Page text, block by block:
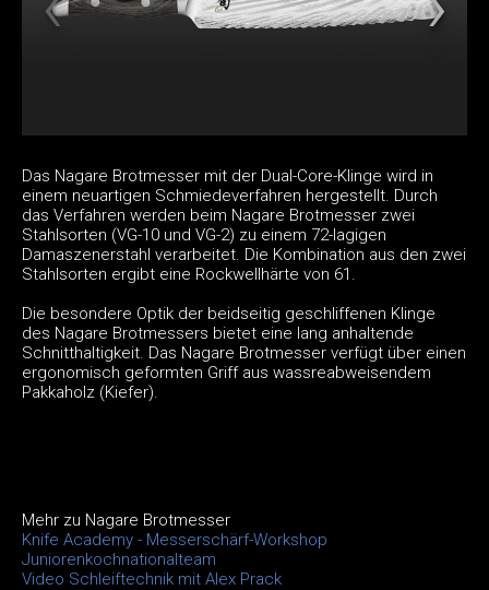
Das Nagare Brotmesser mit der Dual-Core-Klinge wird in
einem neuartigen Schmiedeverfahren hergestellt. Durch
das Verfahren werden beim Nagare Brotmesser zwei
Stahlsorten (VG-10 und VG-2) zu einem 72-lagigen
Damaszenerstahl verarbeitet. Die Kombination aus den zwei
Stahlsorten ergibt eine Rockwellhärte von 61.
Die besondere Optik der beidseitig geschliffenen Klinge
des Nagare Brotmessers bietet eine lang anhaltende
Schnitthaltigkeit. Das Nagare Brotmesser verfügt über einen
ergonomisch geformten Griff aus wassreabweisendem
Pakkaholz (Kiefer).
Mehr zu Nagare Brotmesser
Knife Academy - Messerschärf-Workshop
Juniorenkochnationalteam
Video Schleiftechnik mit Alex Prack